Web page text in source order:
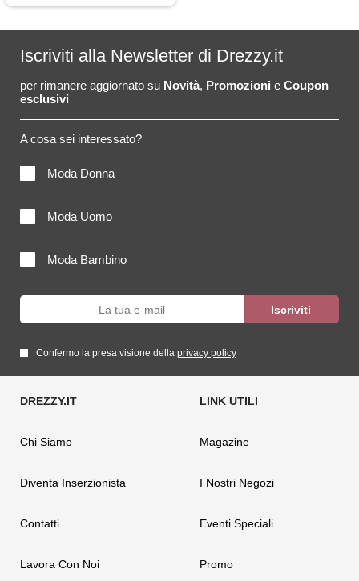
Iscriviti alla Newsletter di Drezzy.it
per rimanere aggiornato su Novità, Promozioni e Coupon
esclusivi
A cosa sei interessato?
Moda Donna
Moda Uomo
Moda Bambino
Confermo la presa visione della privacy policy
Chi Siamo
Diventa Inserzionista
Contatti
Lavora Con Noi
Magazine
I Nostri Negozi
Eventi Speciali
Promo